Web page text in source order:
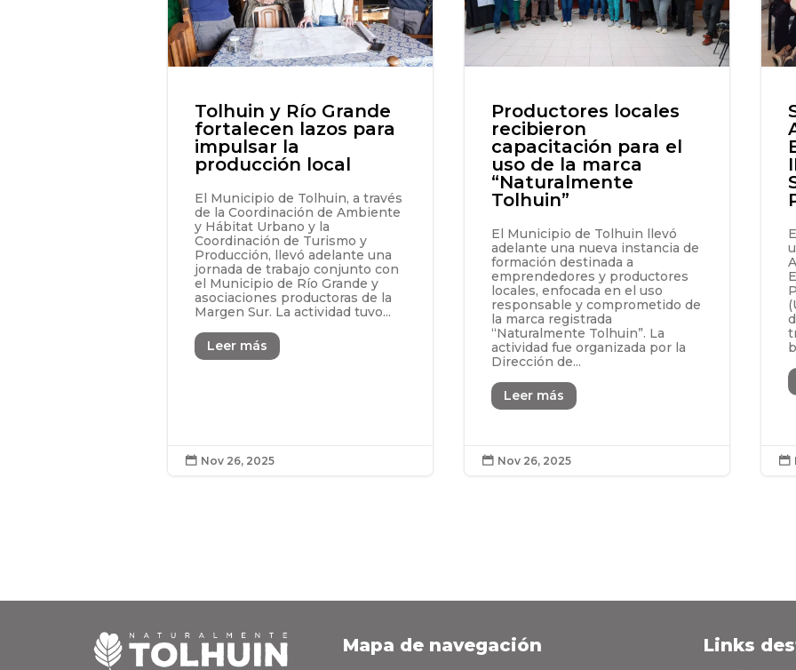
Tolhuin y Río Grande
fortalecen lazos para
impulsar la
producción local
El Municipio de Tolhuin, a través
de la Coordinación de Ambiente
y Hábitat Urbano y la
Coordinación de Turismo y
Producción, llevó adelante una
jornada de trabajo conjunto con
el Municipio de Río Grande y
asociaciones productoras de la
Margen Sur. La actividad tuvo...
Leer más
 Nov 26, 2025
Productores locales
recibieron
capacitación para el
uso de la marca
“Naturalmente
Tolhuin”
El Municipio de Tolhuin llevó
adelante una nueva instancia de
formación destinada a
emprendedores y productores
locales, enfocada en el uso
responsable y comprometido de
la marca registrada
“Naturalmente Tolhuin”. La
actividad fue organizada por la
Dirección de...
Leer más
 Nov 26, 2025 
Mapa de navegación Links